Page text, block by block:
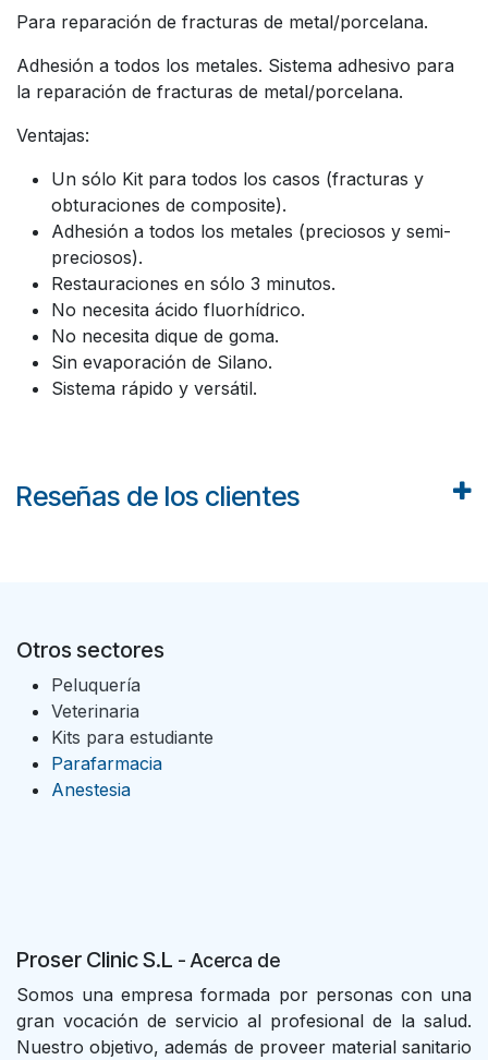
Para reparación de fracturas de metal/porcelana.
Adhesión a todos los metales. Sistema adhesivo para
la reparación de fracturas de metal/porcelana.
Ventajas:
Un sólo Kit para todos los casos (fracturas y
obturaciones de composite).
Adhesión a todos los metales (preciosos y semi-
preciosos).
Restauraciones en sólo 3 minutos.
No necesita ácido fluorhídrico.
No necesita dique de goma.
Sin evaporación de Silano.
Sistema rápido y versátil.
Reseñas de los clientes
Otros sectores
Peluquería
Veterinaria
Kits para estudiante
Parafarmacia
Anestesia
Proser Clinic S.L - Acerca de
Somos una empresa formada por personas con una
gran vocación de servicio al profesional de la salud.
Nuestro objetivo, además de proveer material sanitario